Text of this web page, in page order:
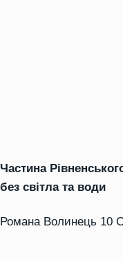
Частина
без світла та води
Романа Волинець 10